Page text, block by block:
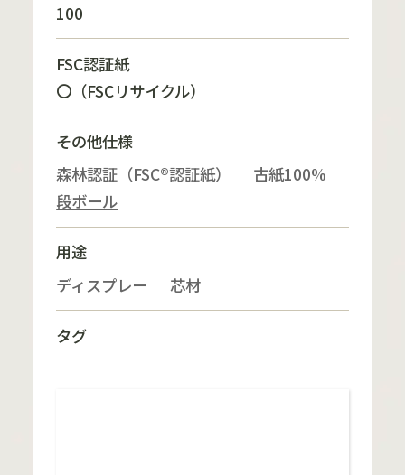
100
FSC認証紙
〇（FSCリサイクル）
その他仕様
森林認証（FSC®認証紙）
古紙100%
段ボール
用途
ディスプレー
芯材
タグ